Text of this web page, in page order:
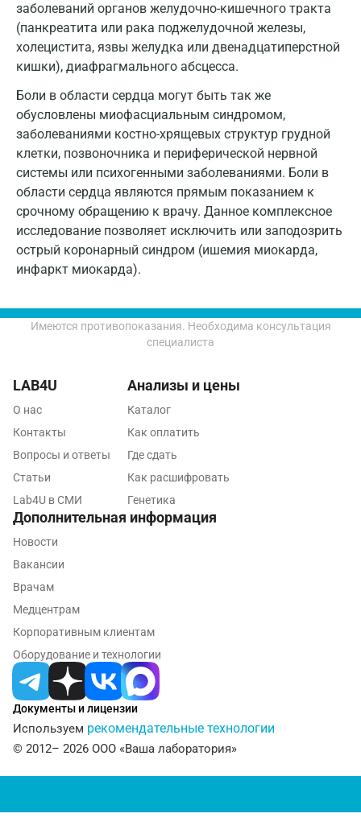
заболеваний органов желудочно-кишечного тракта
(панкреатита или рака поджелудочной железы,
холецистита, язвы желудка или двенадцатиперстной
кишки), диафрагмального абсцесса.
Боли в области сердца могут быть так же
обусловлены миофасциальным синдромом,
заболеваниями костно-хрящевых структур грудной
клетки, позвоночника и периферической нервной
системы или психогенными заболеваниями. Боли в
области сердца являются прямым показанием к
срочному обращению к врачу. Данное комплексное
исследование позволяет исключить или заподозрить
острый коронарный синдром (ишемия миокарда,
инфаркт миокарда).
Екатеринбург
Жуковский
Звенигород
Иваново
Ивантеевка
Ижевск
Истра
Йошкар-Ола
Калуга
Ковров
Королев
Котельники
Красногорск
Красноярск
Курск
Лабинск
Липецк
Лобня
Имеются противопоказания. Необходима консультация
специалиста
Документы и лицензии
Используем рекомендательные технологии
© 2012– 2026 ООО «Ваша лаборатория»
LAB4U
О нас
Контакты
Вопросы и ответы
Статьи
Lab4U в СМИ
Анализы и цены
Каталог
Как оплатить
Где сдать
Как расшифровать
Генетика
Дополнительная информация
Новости
Вакансии
Врачам
Медцентрам
Корпоративным клиентам
Оборудование и технологии